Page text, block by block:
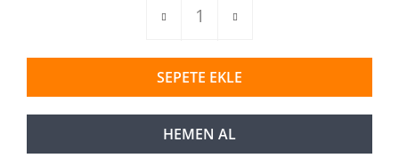
SEPETE EKLE
HEMEN AL